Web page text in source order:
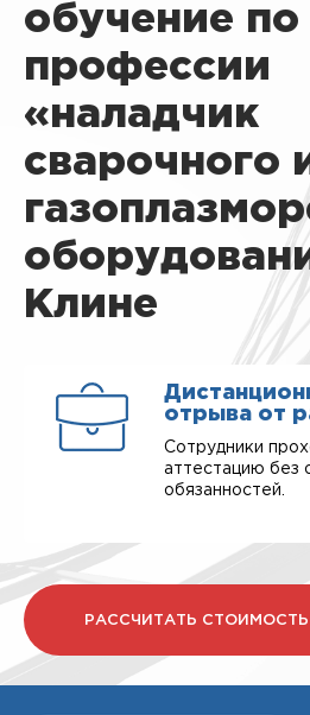
обучение по
профессии
«наладчик
сварочного
Клине
отрыва от
Сотрудники
аттестацию без
обязанностей.
РАССЧИТАТЬ СТОИМОСТЬ